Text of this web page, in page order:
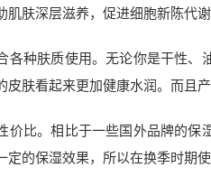
肌肤深层滋养，促进细胞新陈代
各种肤质使用。无论你是干性、
皮肤看起来更加健康水润。而且
价比。相比于一些国外品牌的保
定的保湿效果，所以在换季时期